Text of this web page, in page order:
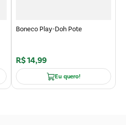
Boneco Play-Doh Pote
R$14,99
Eu quero!